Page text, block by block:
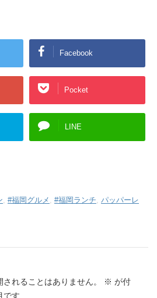
Facebook
Pocket
LINE
#福岡グルメ #福岡ランチ パッパーレ
れることはありません。 ※ が付
です